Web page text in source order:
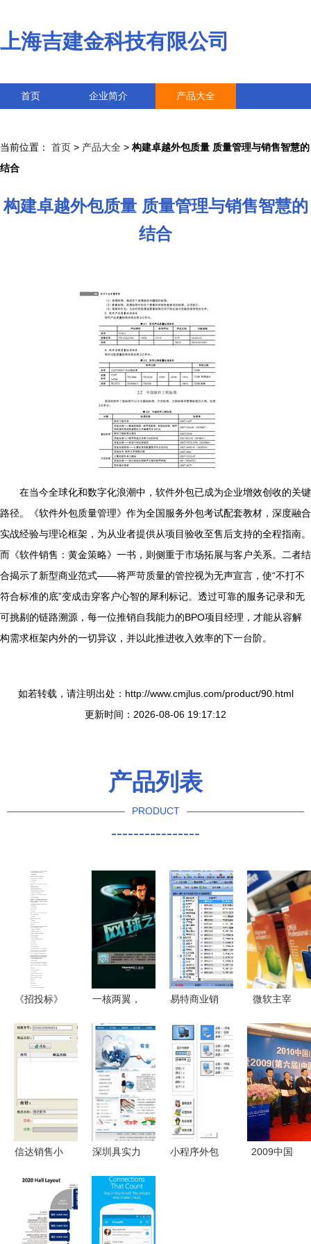
上海吉建金科技有限公司
首页 企业简介 产品大全
当前位置： 首页 > 产品大全 > 构建卓越外包质量 质量管理与销售智慧的
结合
构建卓越外包质量 质量管理与销售智慧的
结合
在当今全球化和数字化浪潮中，软件外包已成为企业增效创收的关键
路径。《软件外包质量管理》作为全国服务外包考试配套教材，深度融合
实战经验与理论框架，为从业者提供从项目验收至售后支持的全程指南。
而《软件销售：黄金策略》一书，则侧重于市场拓展与客户关系。二者结
合揭示了新型商业范式——将严苛质量的管控视为无声宣言，使“不打不
符合标准的底”变成击穿客户心智的犀利标记。透过可靠的服务记录和无
可挑剔的链路溯源，每一位推销自我能力的BPO项目经理，才能从容解
构需求框架内外的一切异议，并以此推进收入效率的下一台阶。
如若转载，请注明出处：http://www.cmjlus.com/product/90.html
更新时间：2026-08-06 19:17:12
产品列表
PRODUCT
----------------
《招投标》
智能人员外
包服务招标
一核两翼，
移动数字文
化领域的高
质量发展之
路
易特商业销
网络版外包
服务 赋能
中小企业的
降本增效利
器
微软主宰
国软件零售
收入占比三
分之一，这
意味着什
么？
信达销售小
销售小票打
印助手
v11.2标准
深圳具实力
软件 厂家
选择与价格
分析
小程序外包
2009中国